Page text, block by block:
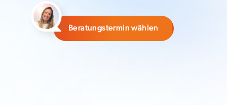
Beratungstermin wählen